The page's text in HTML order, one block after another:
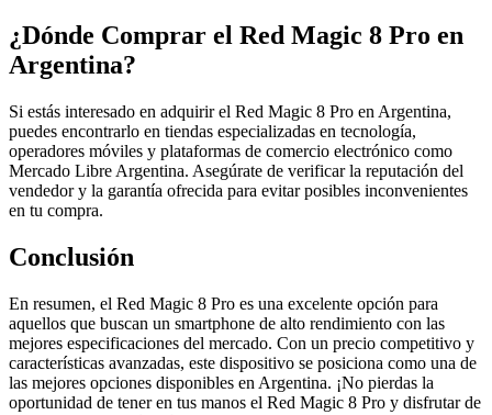
¿Dónde Comprar el Red Magic 8 Pro en
Argentina?
Si estás interesado en adquirir el Red Magic 8 Pro en Argentina,
puedes encontrarlo en tiendas especializadas en tecnología,
operadores móviles y plataformas de comercio electrónico como
Mercado Libre Argentina. Asegúrate de verificar la reputación del
vendedor y la garantía ofrecida para evitar posibles inconvenientes
en tu compra.
Conclusión
En resumen, el Red Magic 8 Pro es una excelente opción para
aquellos que buscan un smartphone de alto rendimiento con las
mejores especificaciones del mercado. Con un precio competitivo y
características avanzadas, este dispositivo se posiciona como una de
las mejores opciones disponibles en Argentina. ¡No pierdas la
oportunidad de tener en tus manos el Red Magic 8 Pro y disfrutar de